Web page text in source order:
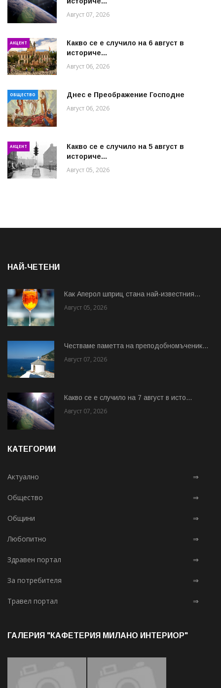
Август 07, 2026
АКЦЕНТ
Какво се е случило на 6 август в
историче...
Август 06, 2026
ОБЩЕСТВО Днес е Преображение Господне
Август 06, 2026
АКЦЕНТ
Какво се е случило на 5 август в
историче...
Август 05, 2026
НАЙ-ЧЕТЕНИ
Как Аперол шприц стана най-известния...
Август 05, 2026
Честваме паметта на преподобномъченик...
Август 07, 2026
Какво се е случило на 7 август в исто...
Август 07, 2026
КАТЕГОРИИ
Актуално ⇒
Общество ⇒
Общини ⇒
Любопитно ⇒
Здравен портал ⇒
За потребителя ⇒
Травел портал ⇒
ГАЛЕРИЯ "КАФЕТЕРИЯ МИЛАНО ИНТЕРИОР"